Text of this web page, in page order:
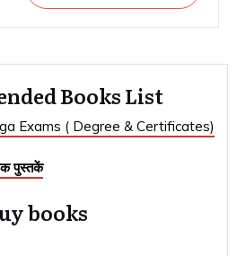
Books List
Exams ( Degree & Certificates)
पुस्तकें
books